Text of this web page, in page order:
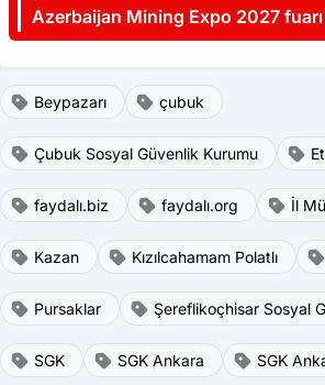
Azerbaijan Mining Expo 2027 fuarı
Beypazarı çubuk
Çubuk Sosyal Güvenlik Kurumu
faydalı.biz faydalı.org İl
Kazan Kızılcahamam Polatlı
Pursaklar Şereflikoçhisar Sosyal
SGK SGK Ankara SGK